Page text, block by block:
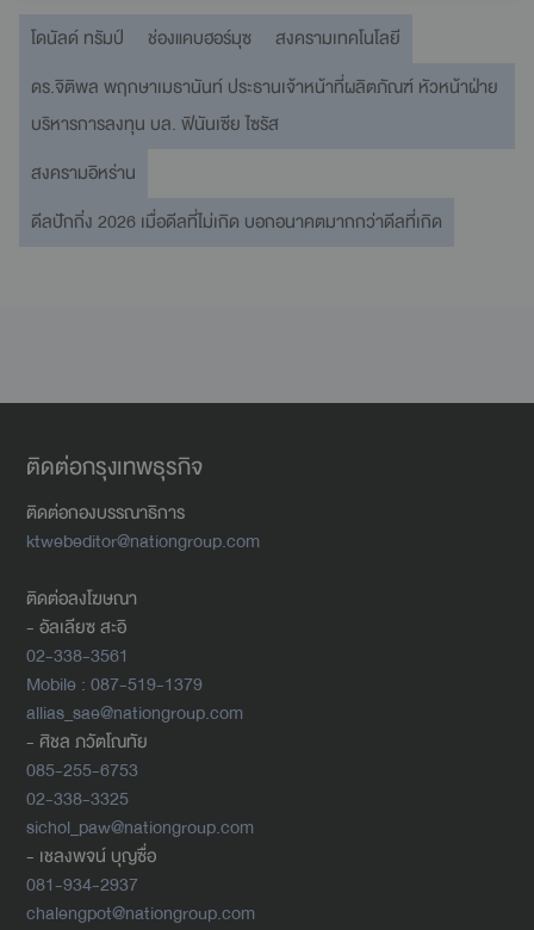
โดนัลด์ ทรัมป์ ช่องแคบฮอร์มุซ
สงครามเทคโนโลยี
ดร.จิติพล พฤกษาเมธานันท์ ประธานเจ้าหน้าที่ผลิตภัณฑ์ หัวหน้าฝ่าย
บริหารการลงทุน บล. ฟินันเซีย ไซรัส
สงครามอิหร่าน
ดีลปักกิ่ง 2026 เมื่อดีลที่ไม่เกิด บอกอนาคตมากกว่าดีลที่เกิด
ติดต่อกรุงเทพธุรกิจ
ติดต่อกองบรรณาธิการ
ktwebeditor@nationgroup.com
ติดต่อลงโฆษณา
- อัลเลียซ สะอิ
02-338-3561
Mobile : 087-519-1379
allias_sae@nationgroup.com
- ศิชล ภวัตโณทัย
085-255-6753
02-338-3325
sichol_paw@nationgroup.com
- เชลงพจน์ บุญซื่อ
081-934-2937
chalengpot@nationgroup.com